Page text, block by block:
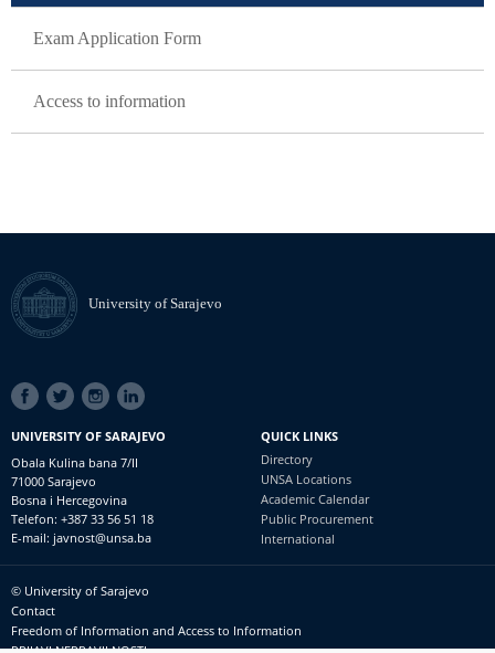
Exam Application Form
Access to information
University of Sarajevo
SOCIAL
LINKS
UNIVERSITY OF SARAJEVO
Obala Kulina bana 7/II
71000 Sarajevo
Bosna i Hercegovina
Telefon: +387 33 56 51 18
E-mail: javnost@unsa.ba
QUICK LINKS
Directory
UNSA Locations
Academic Calendar
Public Procurement
International
Footer
meni
© University of Sarajevo
Contact
Freedom of Information and Access to Information